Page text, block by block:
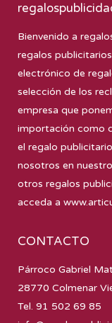
Bienvenido a
regalos
electrónico de
selección de los
empresa que
importación como
el regalo
nosotros en
otros regalos
acceda a
CONTACTO
Párroco Gabriel
28770 Colmenar
Tel. 91 502 69 85